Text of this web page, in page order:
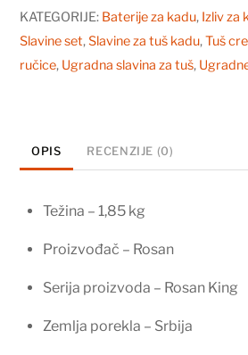
KATEGORIJE: Baterije za kadu, Izliv za
Slavine set,Slavine za tuš kadu,Tuš
ručice, Ugradna slavina za tuš,
OPIS RECENZIJE (0)
Težina – 1,85 kg
Proizvođač – Rosan
Serija proizvoda – Rosan King
Zemlja porekla – Srbija